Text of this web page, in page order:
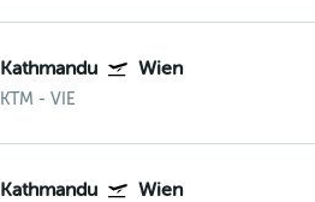
Kathmandu Wien
KTM - VIE
Kathmandu Wien